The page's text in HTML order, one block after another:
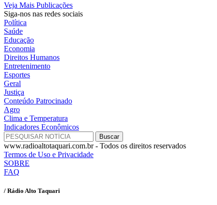
Veja Mais Publicações
Siga-nos nas redes sociais
Política
Saúde
Educação
Economia
Direitos Humanos
Entretenimento
Esportes
Geral
Justiça
Conteúdo Patrocinado
Agro
Clima e Temperatura
Indicadores Econômicos
www.radioaltotaquari.com.br - Todos os direitos reservados
Termos de Uso e Privacidade
SOBRE
FAQ
/ Rádio Alto Taquari